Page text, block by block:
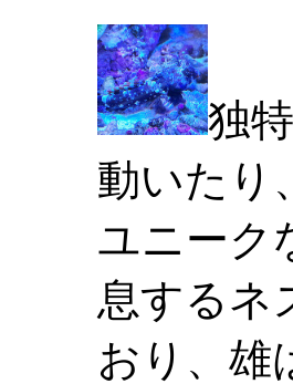
独
動いたり
ユニーク
息するネ
おり、雄